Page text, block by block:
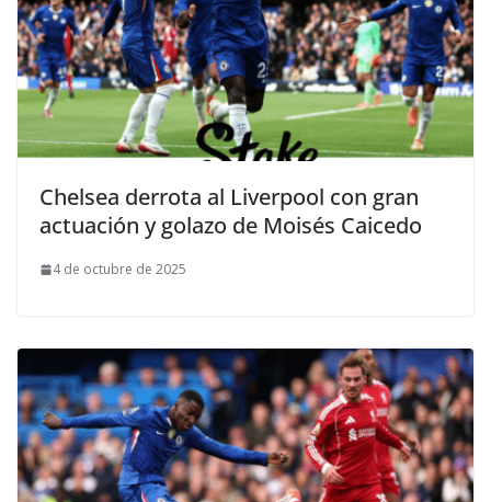
Chelsea derrota al Liverpool con gran
actuación y golazo de Moisés Caicedo
4 de octubre de 2025